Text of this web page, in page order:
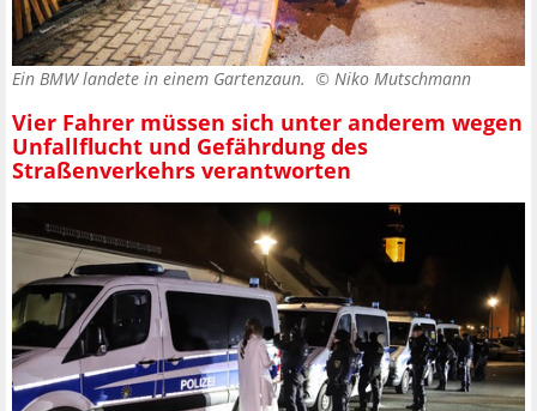
Ein BMW landete in einem Gartenzaun. © Niko Mutschmann
Vier Fahrer müssen sich unter anderem wegen
Unfallflucht und Gefährdung des
Straßenverkehrs verantworten